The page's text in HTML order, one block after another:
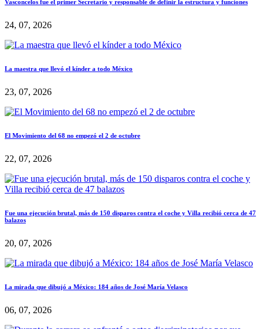
Vasconcelos fue el primer Secretario y responsable de definir la estructura y funciones
24, 07, 2026
La maestra que llevó el kínder a todo México
23, 07, 2026
El Movimiento del 68 no empezó el 2 de octubre
22, 07, 2026
Fue una ejecución brutal, más de 150 disparos contra el coche y Villa recibió cerca de 47
balazos
20, 07, 2026
La mirada que dibujó a México: 184 años de José María Velasco
06, 07, 2026